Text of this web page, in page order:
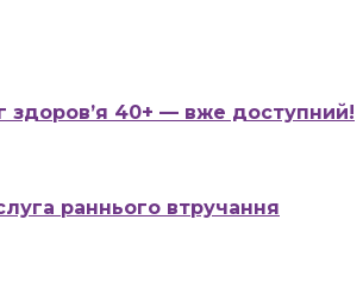
здоров’я 40+ — вже доступний!
раннього втручання